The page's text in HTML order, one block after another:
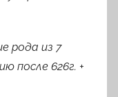
рода из 7
после 626г. +